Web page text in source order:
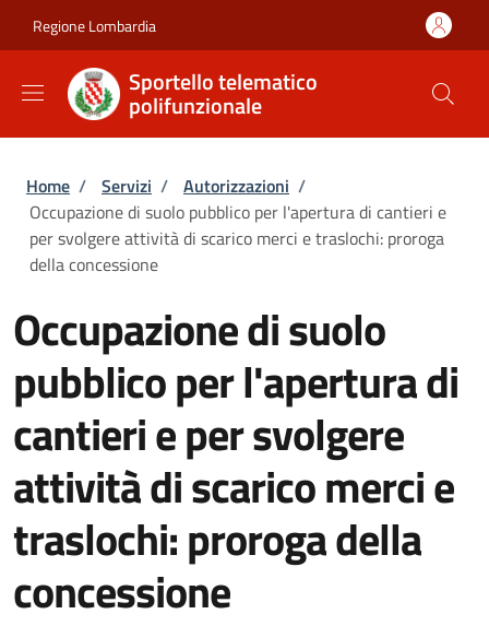
Regione Lombardia
Sportello telematico
polifunzionale
Briciole di pane
Home / Servizi / Autorizzazioni /
Occupazione di suolo pubblico per l'apertura di cantieri e
per svolgere attività di scarico merci e traslochi: proroga
della concessione
Occupazione di suolo
pubblico per l'apertura di
cantieri e per svolgere
attività di scarico merci e
traslochi: proroga della
concessione